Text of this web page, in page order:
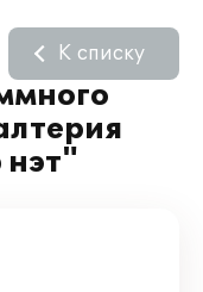
К списку